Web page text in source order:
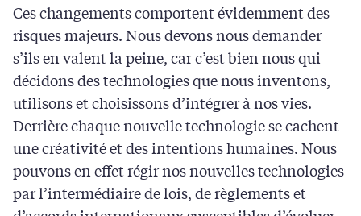
Ces changements comportent évidemment des
risques majeurs. Nous devons nous demander
s’ils en valent la peine, car c’est bien nous qui
décidons des technologies que nous inventons,
utilisons et choisissons d’intégrer à nos vies.
Derrière chaque nouvelle technologie se cachent
une créativité et des intentions humaines. Nous
pouvons en effet régir nos nouvelles technologies
par l’intermédiaire de lois, de règlements et